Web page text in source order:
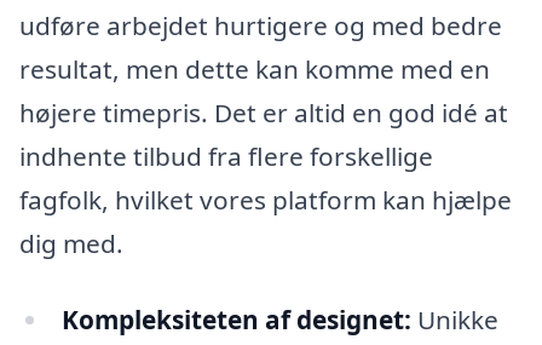
udføre arbejdet hurtigere og med bedre
resultat, men dette kan komme med en
højere timepris. Det er altid en god idé at
indhente tilbud fra flere forskellige
fagfolk, hvilket vores platform kan hjælpe
dig med.
Kompleksiteten af designet: Unikke